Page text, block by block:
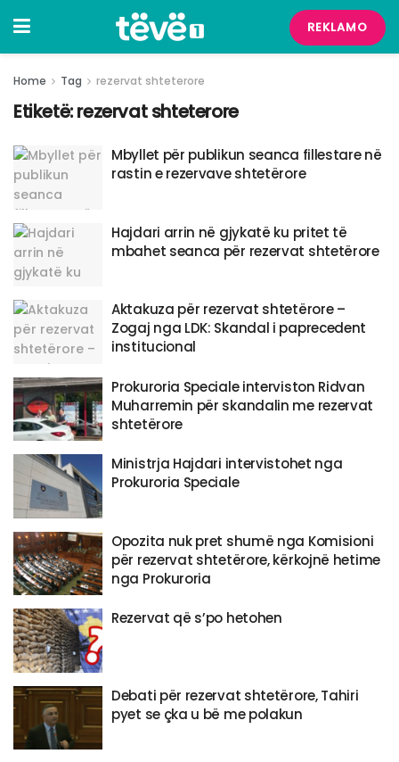
REKLAMO
Home Tag rezervat shteterore
Etiketë:rezervat shteterore
Mbyllet për publikun seanca fillestare në
rastin e rezervave shtetërore
Hajdari arrin në gjykatë ku pritet të
mbahet seanca për rezervat shtetërore
Aktakuza për rezervat shtetërore –
Zogaj nga LDK: Skandal i paprecedent
institucional
Prokuroria Speciale interviston Ridvan
Muharremin për skandalin me rezervat
shtetërore
Ministrja Hajdari intervistohet nga
Prokuroria Speciale
Opozita nuk pret shumë nga Komisioni
për rezervat shtetërore, kërkojnë hetime
nga Prokuroria
Rezervat që s’po hetohen
Debati për rezervat shtetërore, Tahiri
pyet se çka u bë me polakun